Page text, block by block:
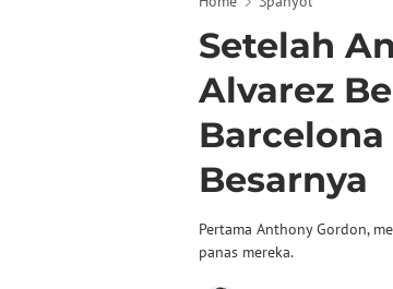
Setelah
Alvarez
Besarnya
Pertama Anthony Gordon,
panas mereka.